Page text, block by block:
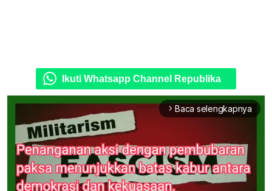
Ikuti Whatsapp Channel Republika
arrow_forward_ios Baca selengkapnya